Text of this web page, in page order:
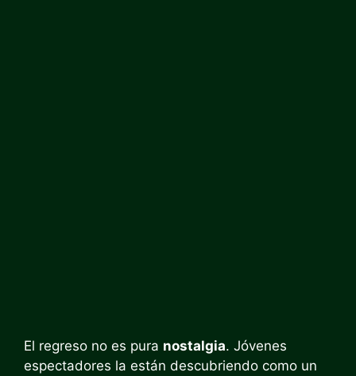
El regreso no es pura nostalgia. Jóvenes
espectadores la están descubriendo como un